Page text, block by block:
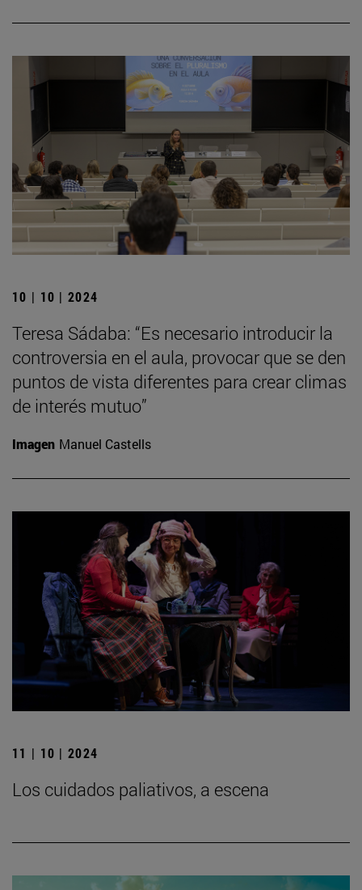
10 | 10 | 2024
Teresa Sádaba: “Es necesario introducir la
controversia en el aula, provocar que se den
puntos de vista diferentes para crear climas
de interés mutuo”
Imagen Manuel Castells
11 | 10 | 2024
Los cuidados paliativos, a escena